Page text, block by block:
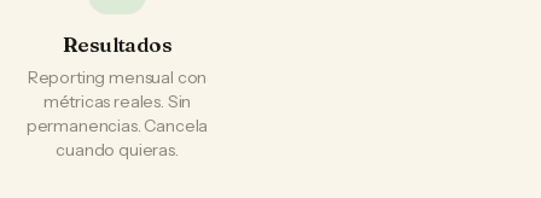
Resultados
Reporting mensual con
métricas reales. Sin
permanencias. Cancela
cuando quieras.